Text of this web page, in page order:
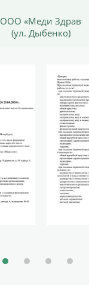
ООО «Меди Здрав
(ул. Дыбенко)